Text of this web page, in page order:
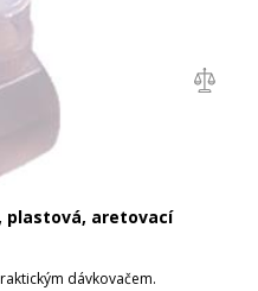
plastová, aretovací
dávkovačem.